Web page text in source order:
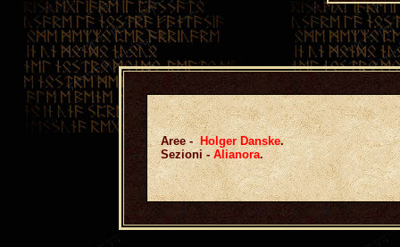
Aree -Holger Danske.
Sezioni -Alianora.